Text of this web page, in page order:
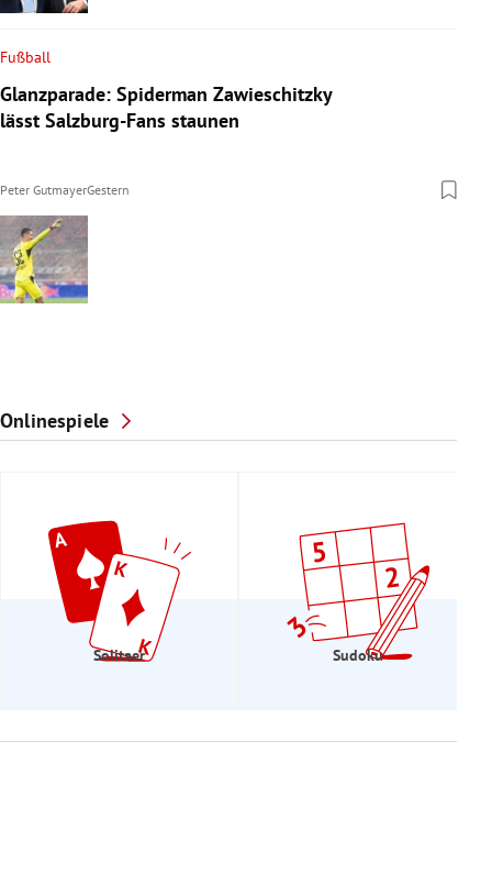
Fußball
Glanzparade: Spiderman Zawieschitzky
lässt Salzburg-Fans staunen
Peter GutmayerGestern
Onlinespiele
Solitaer Sudoku